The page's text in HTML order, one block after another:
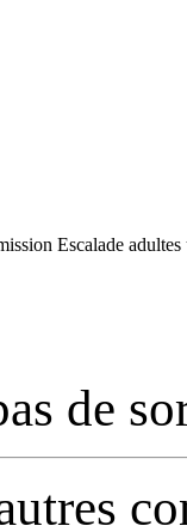
Escalade adultes
de